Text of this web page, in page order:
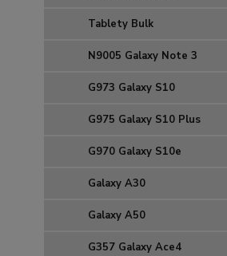
Tablety Bulk
N9005 Galaxy Note 3
G973 Galaxy S10
G975 Galaxy S10 Plus
G970 Galaxy S10e
Galaxy A30
Galaxy A50
G357 Galaxy Ace4